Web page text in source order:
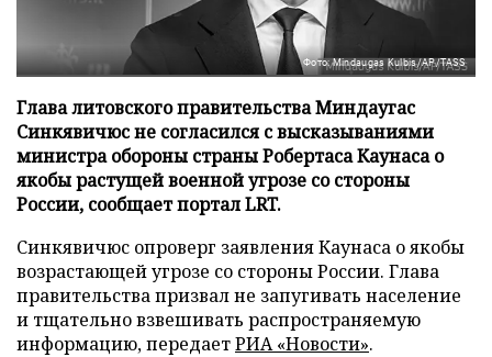
Фото: Mindaugas Kulbis/AP/TASS
Глава литовского правительства Миндаугас
Синкявичюс не согласился с высказываниями
министра обороны страны Робертаса Каунаса о
якобы растущей военной угрозе со стороны
России, сообщает портал LRT.
Синкявичюс опроверг заявления Каунаса о якобы
возрастающей угрозе со стороны России. Глава
правительства призвал не запугивать население
и тщательно взвешивать распространяемую
информацию, передаетРИА «Новости».